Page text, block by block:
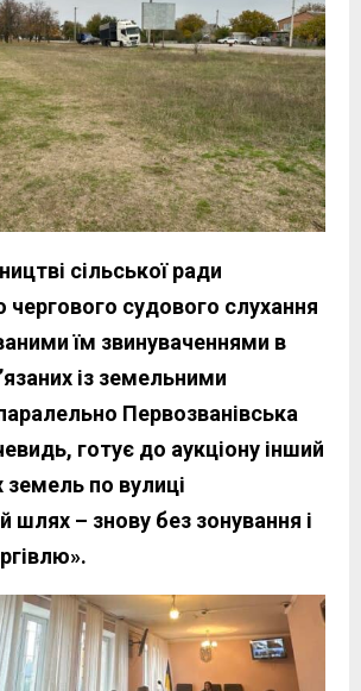
сільської ради
чергового судового слухання
їм звинуваченнями в
із земельними
Первозванівська
готує до аукціону інший
земель по вулиці
шлях – знову без зонування і